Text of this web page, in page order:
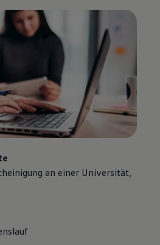
an einer Universität,